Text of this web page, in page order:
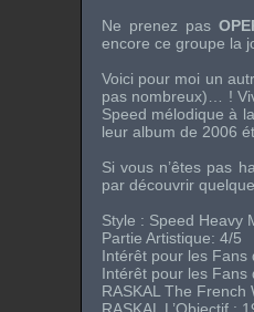
Ne prenez pas
encore ce groupe la
Voici pour moi un
pas nombreux)… !
Speed mélodique à
leur album de 2006
Si vous n’êtes pas
par découvrir
Style : Speed Heavy
Partie Artistique: 4/5
Intérêt pour les Fans
Intérêt pour les Fans
RASKAL The French